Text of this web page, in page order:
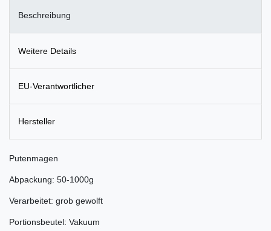
Beschreibung
Weitere Details
EU-Verantwortlicher
Hersteller
Putenmagen
Abpackung: 50-1000g
Verarbeitet: grob gewolft
Portionsbeutel: Vakuum